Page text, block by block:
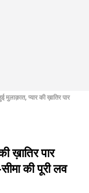
मुलाक़ात, प्यार की ख़ातिर पार
ख़ातिर पार
की पूरी लव